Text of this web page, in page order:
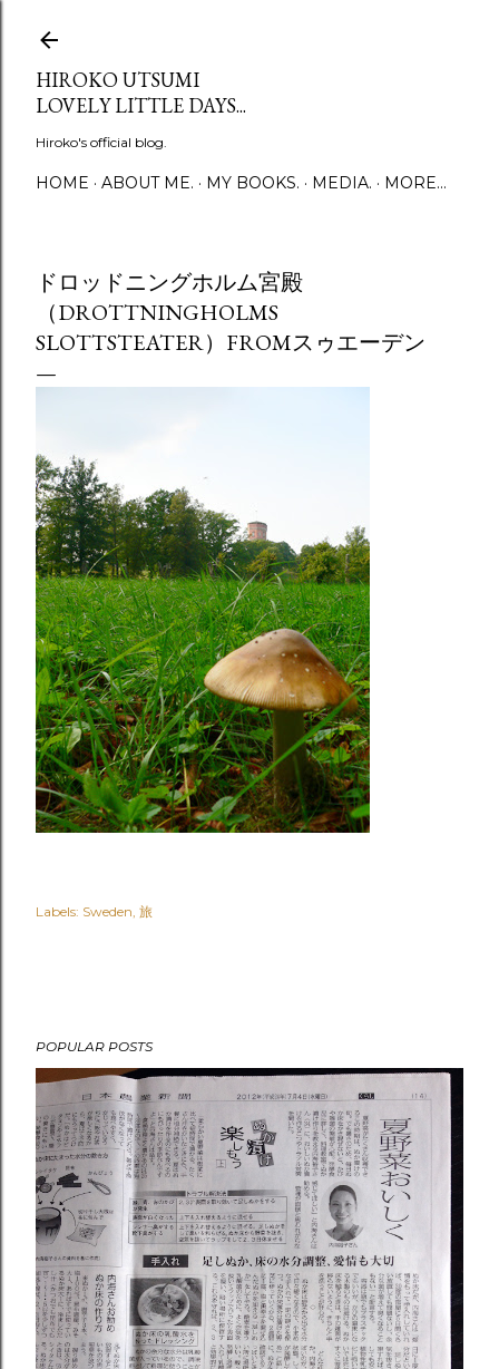
HIROKO UTSUMI
LOVELY LITTLE DAYS...
Hiroko's official blog.
HOME ABOUT ME. MY BOOKS. MEDIA. MORE…
ドロッドニングホルム宮殿
（DROTTNINGHOLMS
SLOTTSTEATER）FROMスゥエーデン
Labels: Sweden 旅
POPULAR POSTS